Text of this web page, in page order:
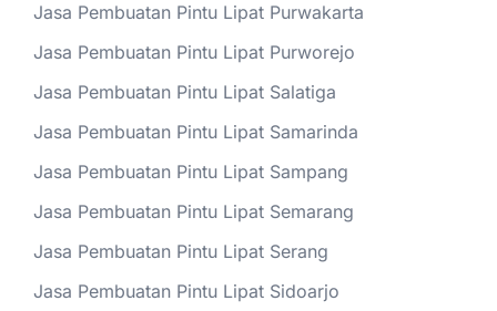
Jasa Pembuatan Pintu Lipat Purwakarta
Jasa Pembuatan Pintu Lipat Purworejo
Jasa Pembuatan Pintu Lipat Salatiga
Jasa Pembuatan Pintu Lipat Samarinda
Jasa Pembuatan Pintu Lipat Sampang
Jasa Pembuatan Pintu Lipat Semarang
Jasa Pembuatan Pintu Lipat Serang
Jasa Pembuatan Pintu Lipat Sidoarjo